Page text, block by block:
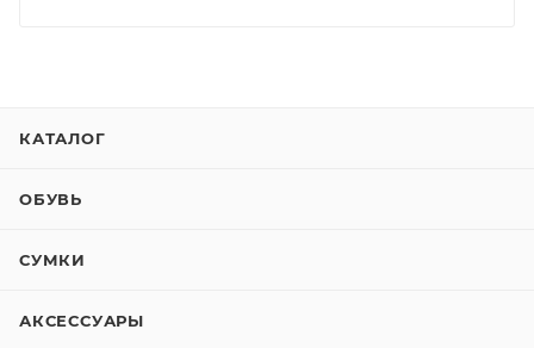
КАТАЛОГ
ОБУВЬ
СУМКИ
АКСЕССУАРЫ